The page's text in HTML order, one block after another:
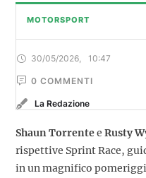
MOTORSPORT
30/05/2026 10:47
0 COMMENTI
La Redazione
Shaun Torrentee Rusty
rispettive Sprint Race,
in un magnifico